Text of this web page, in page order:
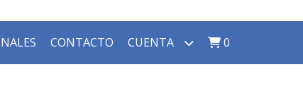
CONTACTO CUENTA 0